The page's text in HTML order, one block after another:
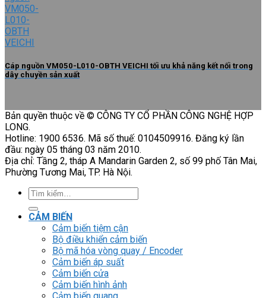
Cáp nguồn VM050-L010-OBTH VEICHI tối ưu khả năng kết nối trong
dây chuyền sản xuất
Bản quyền thuộc về © CÔNG TY CỔ PHẦN CÔNG NGHỆ HỢP
LONG.
Hotline: 1900 6536. Mã số thuế: 0104509916. Đăng ký lần
đầu: ngày 05 tháng 03 năm 2010.
Địa chỉ: Tầng 2, tháp A Mandarin Garden 2, số 99 phố Tân Mai,
Phường Tương Mai, TP. Hà Nội.
Tìm
kiếm:
CẢM BIẾN
Cảm biến tiệm cận
Bộ điều khiển cảm biến
Bộ mã hóa vòng quay / Encoder
Cảm biến áp suất
Cảm biến cửa
Cảm biến hình ảnh